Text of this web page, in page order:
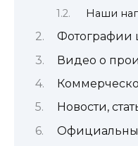
Наши
Фотографии
Видео о
Новости,